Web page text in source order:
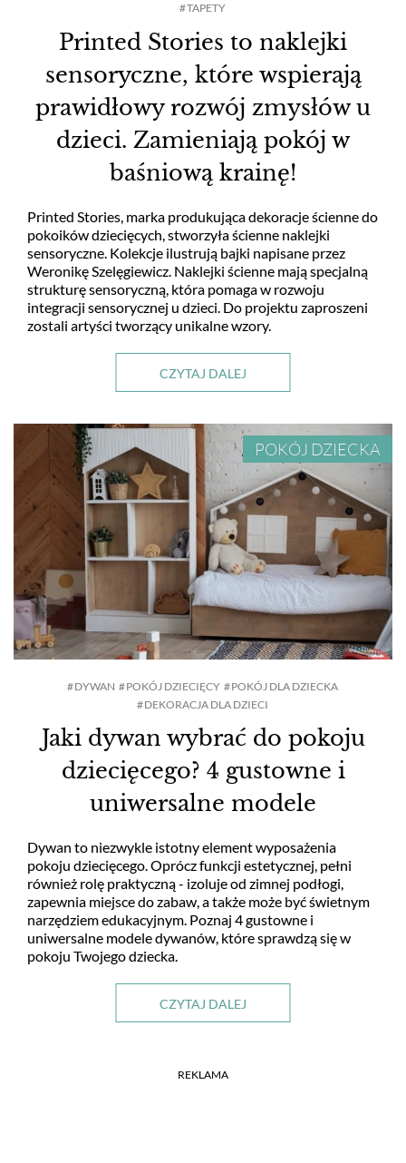
JAK TO URZĄDZIĆ?
DEKORACJE
ARANŻACJE OKIEN
RTV I AGD
TKANINY I TAPETY
Printed Stories to naklejki
sensoryczne, które wspierają
prawidłowy rozwój zmysłów u
dzieci. Zamieniają pokój w
baśniową krainę!
Printed Stories, marka produkująca dekoracje ścienne do
pokoików dziecięcych, stworzyła ścienne naklejki
sensoryczne. Kolekcje ilustrują bajki napisane przez
Weronikę Szelęgiewicz. Naklejki ścienne mają specjalną
strukturę sensoryczną, która pomaga w rozwoju
integracji sensorycznej u dzieci. Do projektu zaproszeni
zostali artyści tworzący unikalne wzory.
CZYTAJ DALEJ
TAPETY
POKÓJ DZIECKA
Jaki dywan wybrać do pokoju
dziecięcego? 4 gustowne i
uniwersalne modele
Dywan to niezwykle istotny element wyposażenia
pokoju dziecięcego. Oprócz funkcji estetycznej, pełni
również rolę praktyczną - izoluje od zimnej podłogi,
zapewnia miejsce do zabaw, a także może być świetnym
narzędziem edukacyjnym. Poznaj 4 gustowne i
uniwersalne modele dywanów, które sprawdzą się w
pokoju Twojego dziecka.
CZYTAJ DALEJ
DYWAN POKÓJ DZIECIĘCY
POKÓJ DLA DZIECKA
DEKORACJA DLA DZIECI
REKLAMA